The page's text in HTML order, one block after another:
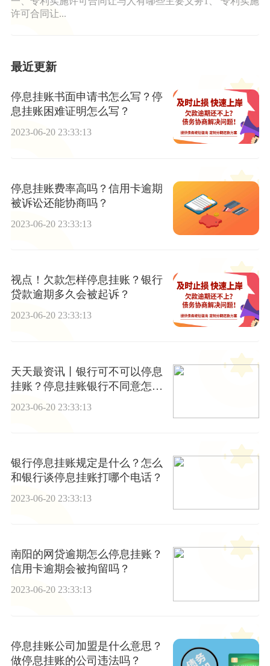
许可合同让...
最近更新
停息挂账书面申请书怎么写？停
息挂账困难证明怎么写？
2023-06-20 23:33:13
停息挂账费率高吗？信用卡逾期
被诉讼还能协商吗？
2023-06-20 23:33:13
视点！欠款怎样停息挂账？银行
贷款逾期多久会被起诉？
2023-06-20 23:33:13
天天最资讯丨银行可不可以停息
挂账？停息挂账银行不同意怎么
2023-06-20 23:33:13
银行停息挂账规定是什么？怎么
和银行谈停息挂账打哪个电话？
2023-06-20 23:33:13
南阳的网贷逾期怎么停息挂账？
信用卡逾期会被拘留吗？
2023-06-20 23:33:13
停息挂账公司加盟是什么意思？
做停息挂账的公司违法吗？